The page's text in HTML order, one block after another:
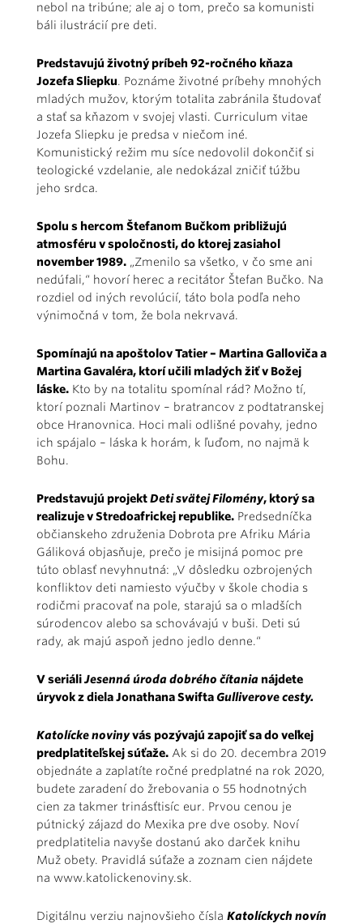
nebol na tribúne; ale aj o tom, prečo sa komunisti
báli ilustrácií pre deti.
Predstavujú životný príbeh 92-ročného kňaza
Jozefa Sliepku. Poznáme životné príbehy mnohých
mladých mužov, ktorým totalita zabránila študovať
a stať sa kňazom v svojej vlasti. Curriculum vitae
Jozefa Sliepku je predsa v niečom iné.
Komunistický režim mu síce nedovolil dokončiť si
teologické vzdelanie, ale nedokázal zničiť túžbu
jeho srdca.
Spolu s hercom Štefanom Bučkom približujú
atmosféru v spoločnosti, do ktorej zasiahol
november 1989. „Zmenilo sa všetko, v čo sme ani
nedúfali,“ hovorí herec a recitátor Štefan Bučko. Na
rozdiel od iných revolúcií, táto bola podľa neho
výnimočná v tom, že bola nekrvavá.
Spomínajú na apoštolov Tatier – Martina Galloviča a
Martina Gavaléra, ktorí učili mladých žiť v Božej
láske. Kto by na totalitu spomínal rád? Možno tí,
ktorí poznali Martinov – bratrancov z podtatranskej
obce Hranovnica. Hoci mali odlišné povahy, jedno
ich spájalo – láska k horám, k ľuďom, no najmä k
Bohu.
Predstavujú projektDeti svätej Filomény, ktorý sa
realizuje v Stredoafrickej republike. Predsedníčka
občianskeho združenia Dobrota pre Afriku Mária
Gáliková objasňuje, prečo je misijná pomoc pre
túto oblasť nevyhnutná: „V dôsledku ozbrojených
konfliktov deti namiesto výučby v škole chodia s
rodičmi pracovať na pole, starajú sa o mladších
súrodencov alebo sa schovávajú v buši. Deti sú
rady, ak majú aspoň jedno jedlo denne.“
V seriáliJesenná úroda dobrého čítania nájdete
úryvok z diela Jonathana SwiftaGulliverove cesty.
Katolícke novinyvás pozývajú zapojiť sa do veľkej
predplatiteľskej súťaže. Ak si do 20. decembra 2019
objednáte a zaplatíte ročné predplatné na rok 2020,
budete zaradení do žrebovania o 55 hodnotných
cien za takmer trinásťtisíc eur. Prvou cenou je
pútnický zájazd do Mexika pre dve osoby. Noví
predplatitelia navyše dostanú ako darček knihu
Muž obety. Pravidlá súťaže a zoznam cien nájdete
na www.katolickenoviny.sk.
Digitálnu verziu najnovšieho čísla Katolíckych novín